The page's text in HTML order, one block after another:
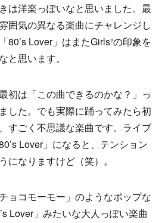
は洋楽っぽいなと思いました。最
囲気の異なる楽曲にチャレンジし
80’s Lover」はまたGirls²の印象を
と思います。
初は「この曲できるのかな？」っ
した。でも実際に踊ってみたら初
すごく不思議な楽曲です。ライブ
Lover」になると、テンション
になりますけど（笑）。
ョコモーモー」のようなポップな
Lover」みたいな大人っぽい楽曲